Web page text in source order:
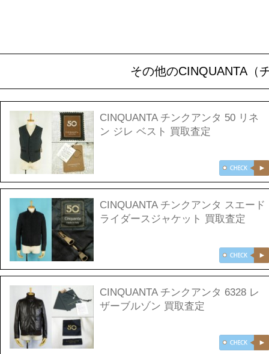
その他のCINQUANTA（
CINQUANTA チンクアンタ 50 リネ
ン ジレ ベスト 買取査定
CINQUANTA チンクアンタ スエード
ライダースジャケット 買取査定
CINQUANTA チンクアンタ 6328 レ
ザーブルゾン 買取査定